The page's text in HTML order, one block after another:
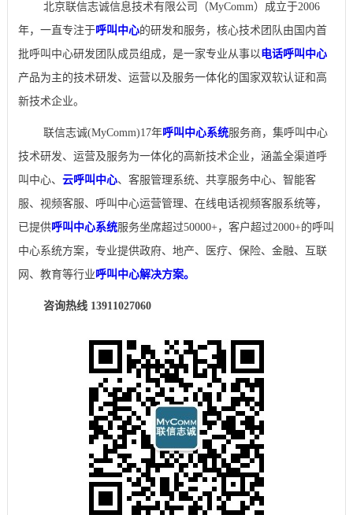
北京联信志诚信息技术有限公司（MyComm）成立于2006
年，一直专注于呼叫中心的研发和服务，核心技术团队由国内首
批呼叫中心研发团队成员组成，是一家专业从事以电话呼叫中心
产品为主的技术研发、运营以及服务一体化的国家双软认证和高
新技术企业。
联信志诚(MyComm)17年呼叫中心系统服务商，集呼叫中心
技术研发、运营及服务为一体化的高新技术企业，涵盖全渠道呼
叫中心、 云呼叫中心、客服管理系统、共享服务中心、智能客
服、视频客服、呼叫中心运营管理、在线电话视频客服系统等，
已提供呼叫中心系统服务坐席超过50000+，客户超过2000+的呼叫
中心系统方案，专业提供政府、地产、医疗、保险、金融、互联
网、教育等行业呼叫中心解决方案。
咨询热线 13911027060